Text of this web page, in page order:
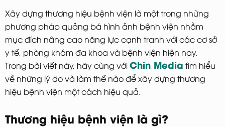
Xây dựng thương hiệu bệnh viện là một trong những
phương pháp quảng bá hình ảnh bệnh viện nhằm
mục đích nâng cao năng lực cạnh tranh với các cơ sở
y tế, phòng khám đa khoa và bệnh viện hiện nay.
Trong bài viết này, hãy cùng vớiChin Media tìm hiểu
về những lý do và làm thế nào để xây dựng thương
hiệu bệnh viện một cách hiệu quả.
Thương hiệu bệnh viện là gì?